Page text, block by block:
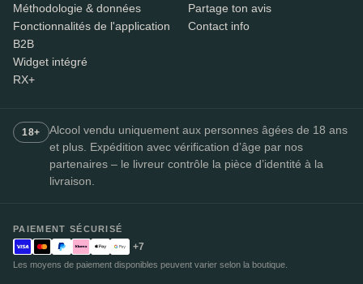
Méthodologie & données
Fonctionnalités de l'application
B2B
Widget intégré
RX+
Partage ton avis
Contact info
18+
Alcool vendu uniquement aux personnes âgées de 18 ans
et plus. Expédition avec vérification d’âge par nos
partenaires – le livreur contrôle la pièce d’identité à la
livraison.
PAIEMENT SÉCURISÉ
+7
Les moyens de paiement disponibles peuvent varier selon la boutique.